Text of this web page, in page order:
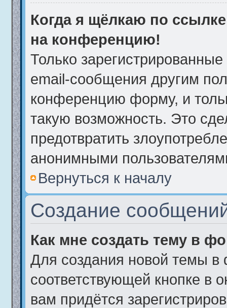
Когда я щёлкаю по
на конференцию!
Только
email-сообщения другим
конференцию форму, и
такую возможность. Это
предотвратить
анонимными
Вернуться к началу
Создание
Как мне создать тему в
Для создания новой темы
соответствующей кнопке
вам придётся